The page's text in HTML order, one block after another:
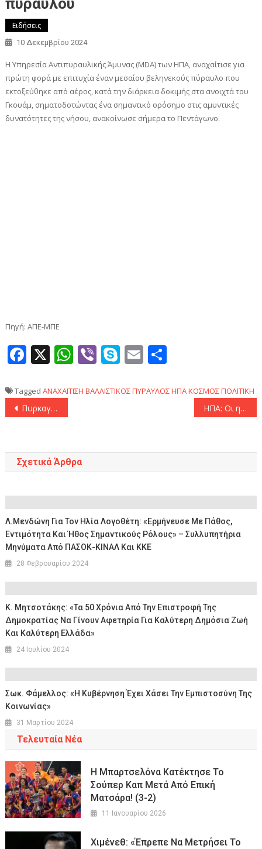
πυραύλου
Ειδήσεις
10 Δεκεμβρίου 2024
Η Υπηρεσία Αντιπυραυλικής Άμυνας (MDA) των ΗΠΑ, αναχαίτισε για
πρώτη φορά με επιτυχία έναν μεσαίου βεληνεκούς πύραυλο που
εκτοξεύθηκε από αέρος, κατά την διάρκεια δοκιμής στα ανοιχτά του
Γκουάμ, σηματοδοτώντας ένα σημαντικό ορόσημο στις αμυντικές
δυνατότητες της νήσου, ανακοίνωσε σήμερα το Πεντάγωνο.
Πηγή: ΑΠΕ-ΜΠΕ
Facebook
X WhatsApp
ViberSkype
Email
Tagged ΑΝΑΧΑΙΤΙΣΗ ΒΑΛΛΙΣΤΙΚΟΣ ΠΥΡΑΥΛΟΣΗΠΑΚΟΣΜΟΣΠΟΛΙΤΙΚΗ
Πλοήγηση
Πυρκαγιά εξαπλώνεται ραγδαία κοντά στο Λος Άντζελες- Εκκενώσεις στο Μαλιμπού ΗΠΑ: Οι ηγέτες της G7 θα συζητήσουν την κατάσταση στη Συρία
Σχετικά Άρθρα
Λ.Μενδώνη Για Τον Ηλία Λογοθέτη: «Ερμήνευσε Με Πάθος,
Εντιμότητα Και Ήθος Σημαντικούς Ρόλους» – Συλλυπητήρια
Μηνύματα Από ΠΑΣΟΚ-ΚΙΝΑΛ Και ΚΚΕ
28 Φεβρουαρίου 2024
Κ. Μητσοτάκης: «Τα 50 Χρόνια Από Την Επιστροφή Της
Δημοκρατίας Να Γίνουν Αφετηρία Για Καλύτερη Δημόσια Ζωή
Και Καλύτερη Ελλάδα»
24 Ιουλίου 2024
Σωκ. Φάμελλος: «Η Κυβέρνηση Έχει Χάσει Την Εμπιστοσύνη Της
Κοινωνίας»
31 Μαρτίου 2024
Τελευταία Νέα
Η Μπαρτσελόνα Κατέκτησε Το
Σούπερ Καπ Μετά Από Επική
Ματσάρα! (3-2)
11 Ιανουαρίου 2026
Χιμένεθ: «Έπρεπε Να Μετρήσει Το